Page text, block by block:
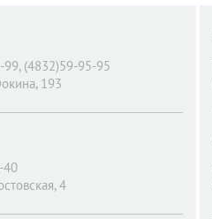
(4832)59-95-95
193
40
4